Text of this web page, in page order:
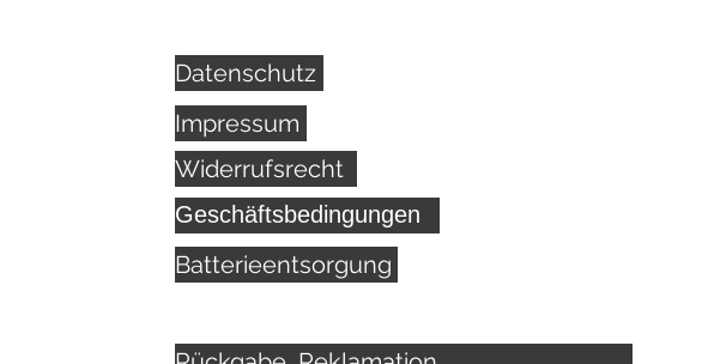
Datenschutz
Impressum
Widerrufsrecht
Geschäftsbedingungen
Batterieentsorgung